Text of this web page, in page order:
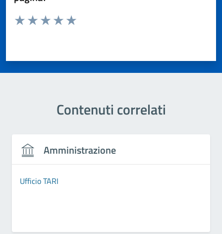
Valuta da 1 a 5 stelle la pagina
Contenuti correlati
Amministrazione
Ufficio TARI